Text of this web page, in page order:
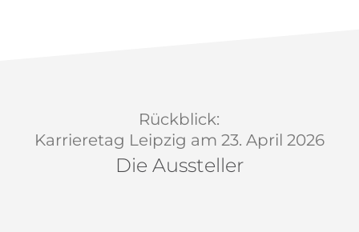
Rückblick:
Karrieretag Leipzig am 23. April 2026
Die Aussteller